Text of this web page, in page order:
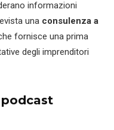
informazioni
una consulenza a
fornisce una prima
degli imprenditori